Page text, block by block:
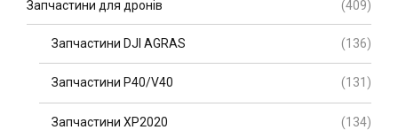
Запчастини для дронів (409)
Запчастини DJI AGRAS (136)
Запчастини P40/V40 (131)
Запчастини XP2020 (134)